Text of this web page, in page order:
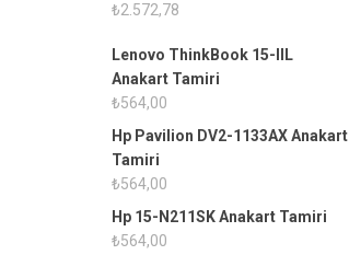
₺2.572,78
Lenovo ThinkBook 15-IIL
Anakart Tamiri
₺564,00
Hp Pavilion DV2-1133AX Anakart
Tamiri
₺564,00
Hp 15-N211SK Anakart Tamiri
₺564,00